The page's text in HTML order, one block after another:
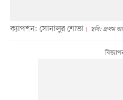
ক্যাপশন: সোনালুর শোভা ছবি: প্রথম